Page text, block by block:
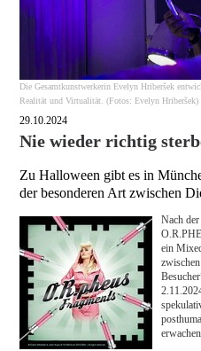
Die Gesamtkunstwerkerin Evelyn Hriberšek
Realität und Virtualität. (Fotos: Evelyn Hriberšek)
29.10.2024
Nie wieder richtig
Zu Halloween gibt es in
der besonderen Art zwischen
Nach
ein
erwachen.